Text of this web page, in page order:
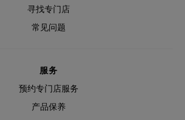
寻找专门店
常见问题
服务
预约专门店服务
产品保养